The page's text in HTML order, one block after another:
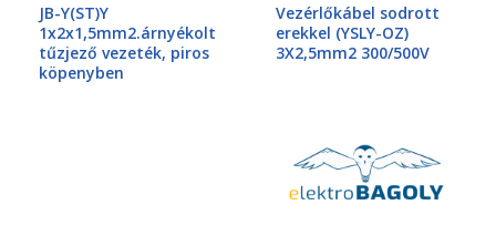
JB-Y(ST)Y
1x2x1,5mm2.árnyékolt
tűzjező vezeték, piros
köpenyben
Vezérlőkábel sodrott
erekkel (YSLY-OZ)
3X2,5mm2 300/500V